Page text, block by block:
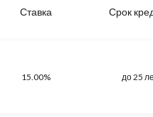
Ставка Срок
15.00% до 25